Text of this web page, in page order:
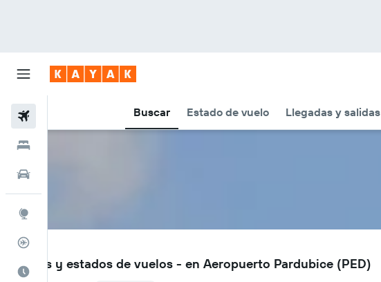
Buscar Estado de vuelo Llegadas y salidas
Cuándo ir
PED
Vuelos y estados de vuelos - en Aeropuerto Pardubice (PED)